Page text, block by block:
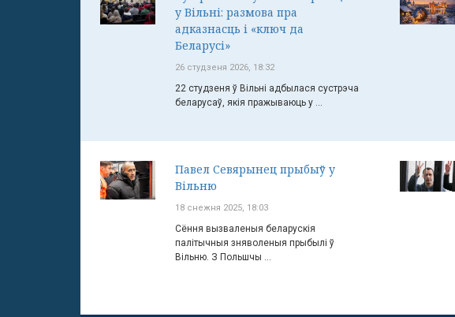
у Вільні: размова пра
адказнасць і «ключ да
Беларусі»
26 студзеня 2026, 18:32
22 студзеня ў Вільні адбылася сустрэча
беларусаў, якія пражываюць у ...
Павел Севярынец прыбыў у
Вільню
18 снежня 2025, 18:03
Сёння вызваленыя беларускія
палітычныя зняволеныя прыбылі ў
Вільню. З Польшчы ...